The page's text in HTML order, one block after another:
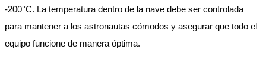
-200°C. La temperatura dentro de la nave debe ser controlada
para mantener a los astronautas cómodos y asegurar que todo el
equipo funcione de manera óptima.